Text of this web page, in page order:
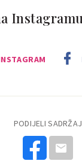
PODIJELI SADRŽAJ